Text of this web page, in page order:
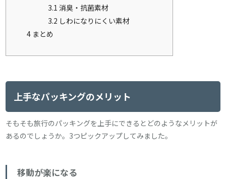
3.1 消臭・抗菌素材
3.2 しわになりにくい素材
4 まとめ
上手なパッキングのメリット
そもそも旅行のパッキングを上手にできるとどのようなメリットが
あるのでしょうか。3つピックアップしてみました。
移動が楽になる